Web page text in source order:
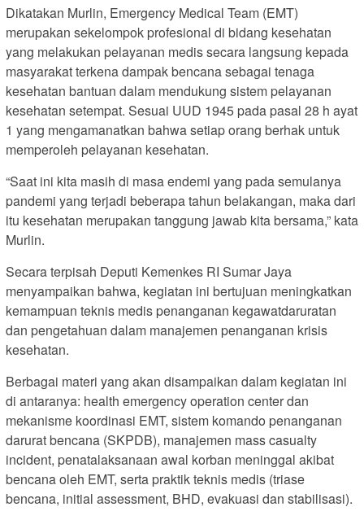
Dikatakan Murlin, Emergency Medical Team (EMT)
merupakan sekelompok profesional di bidang kesehatan
yang melakukan pelayanan medis secara langsung kepada
masyarakat terkena dampak bencana sebagai tenaga
kesehatan bantuan dalam mendukung sistem pelayanan
kesehatan setempat. Sesuai UUD 1945 pada pasal 28 h ayat
1 yang mengamanatkan bahwa setiap orang berhak untuk
memperoleh pelayanan kesehatan.
“Saat ini kita masih di masa endemi yang pada semulanya
pandemi yang terjadi beberapa tahun belakangan, maka dari
itu kesehatan merupakan tanggung jawab kita bersama,” kata
Murlin.
Secara terpisah Deputi Kemenkes RI Sumar Jaya
menyampaikan bahwa, kegiatan ini bertujuan meningkatkan
kemampuan teknis medis penanganan kegawatdaruratan
dan pengetahuan dalam manajemen penanganan krisis
kesehatan.
Berbagai materi yang akan disampaikan dalam kegiatan ini
di antaranya: health emergency operation center dan
mekanisme koordinasi EMT, sistem komando penanganan
darurat bencana (SKPDB), manajemen mass casualty
incident, penatalaksanaan awal korban meninggal akibat
bencana oleh EMT, serta praktik teknis medis (triase
bencana, initial assessment, BHD, evakuasi dan stabilisasi).